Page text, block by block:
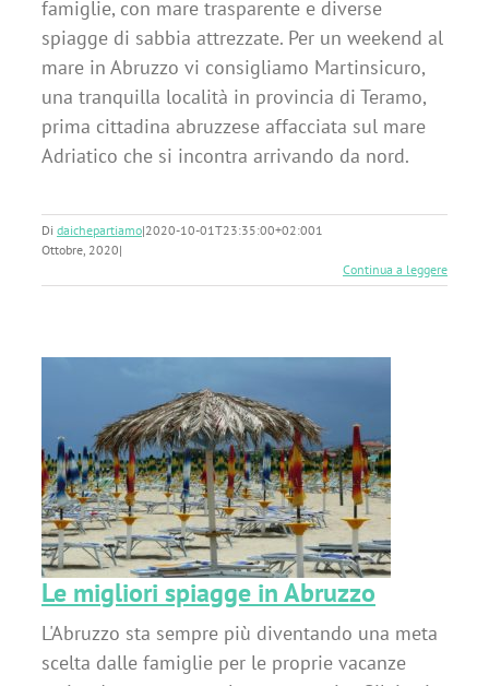
famiglie, con mare trasparente e diverse
spiagge di sabbia attrezzate. Per un weekend al
mare in Abruzzo vi consigliamo Martinsicuro,
una tranquilla località in provincia di Teramo,
prima cittadina abruzzese affacciata sul mare
Adriatico che si incontra arrivando da nord.
Di daichepartiamo|2020-10-01T23:35:00+02:001
Ottobre, 2020|
Continua a leggere
Le migliori spiagge in Abruzzo
L'Abruzzo sta sempre più diventando una meta
scelta dalle famiglie per le proprie vacanze